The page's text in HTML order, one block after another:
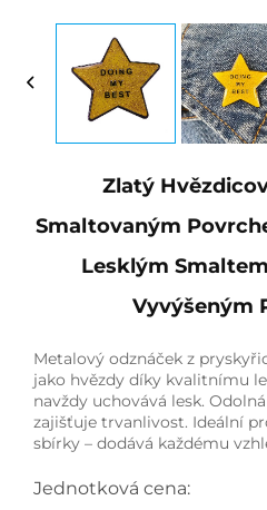
Zlatý
Smaltovaným
Lesklým
Vyvýšeným
Metalový odznáček z
jako hvězdy díky kvalitnímu
navždy uchovává lesk.
zajišťuje trvanlivost. Ideální
sbírky – dodává každému
Jednotková cena: